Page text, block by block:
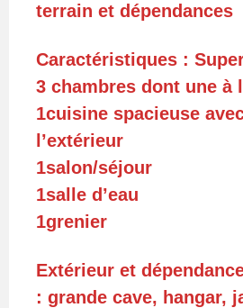
terrain et dépendances
Caractéristiques :
3 chambres dont une à
1cuisine spacieuse
l’extérieur
1salon/séjour
1salle d’eau
1grenier
Extérieur et
: grande cave, hangar,